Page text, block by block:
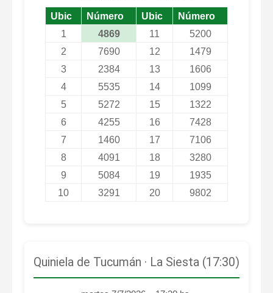
Ubic Número Ubic
Número
1
4869 11
5200
2
7690 12
1479
3
2384 13
1606
4
5535 14
1099
5
5272 15
1322
6
4255 16
7428
7
1460 17
7106
8
4091 18
3280
9
5084 19
1935
10
3291 20 9802
Quiniela de Tucumán · La Siesta (17:30)